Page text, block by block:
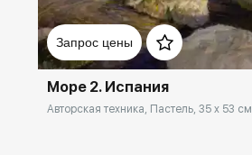
Запрос цены
Домен:
Море 2. Испания
Авторская техника, Пастель, 35 x 53 см